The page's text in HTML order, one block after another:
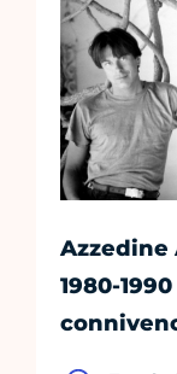
Azzedine
1980-